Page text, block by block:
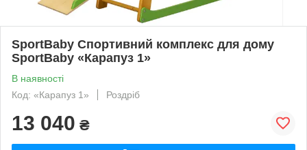
SportBaby Спортивний комплекс для дому
SportBaby «Карапуз 1»
В наявності
Код: «Карапуз 1»
Роздріб
13 040 ₴